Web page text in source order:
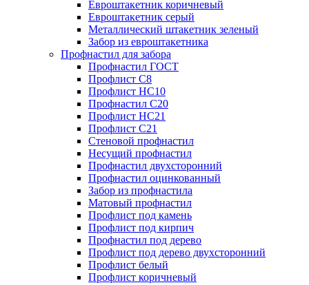
Евроштакетник коричневый
Евроштакетник серый
Металлический штакетник зеленый
Забор из евроштакетника
Профнастил для забора
Профнастил ГОСТ
Профлист С8
Профлист НС10
Профнастил С20
Профлист НС21
Профлист С21
Стеновой профнастил
Несущий профнастил
Профнастил двухсторонний
Профнастил оцинкованный
Забор из профнастила
Матовый профнастил
Профлист под камень
Профлист под кирпич
Профнастил под дерево
Профлист под дерево двухсторонний
Профлист белый
Профлист коричневый